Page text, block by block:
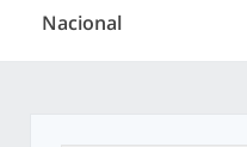
Nacional